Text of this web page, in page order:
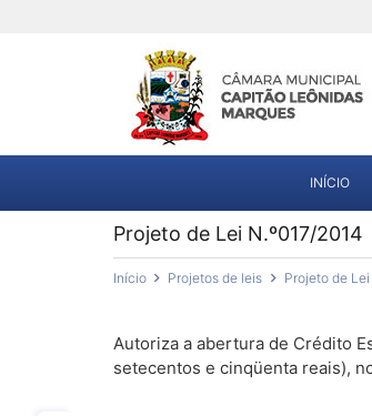
INÍCIO
Projeto de Lei N.º017/2014
Início Projetos de leis Projeto de Lei
Autoriza a abertura de Crédito
setecentos e cinqüenta reais),